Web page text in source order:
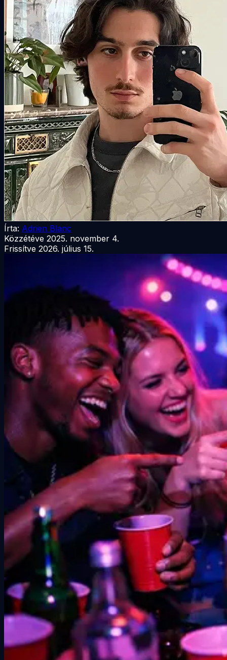
Írta: Adrien Blanc
Közzétéve 2025. november 4.
Frissítve 2026. július 15.